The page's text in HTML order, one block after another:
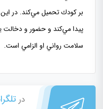
بر كودك تحميل مي‌كند. در
پيدا مي‌كند و حضور و
سلامت رواني او الزامي‌ است.
در